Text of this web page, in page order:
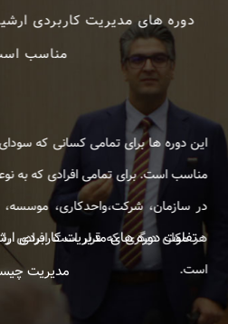
دوره های مدیریت کاربردی
مناسب
این دوره ها برای تمامی کسانی که
مناسب است. برای تمامی افرادی که به
در سازمان، شرکت،واحدکاری، موسسه،
هر مکان دیگری که قرار است افرادی
است.
تفاوت دوره های مدیریت کاربردی
مدیریت